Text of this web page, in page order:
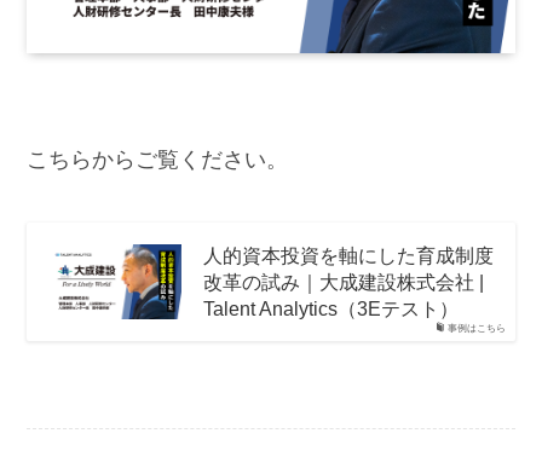
こちらからご覧ください。
事例はこちら
人的資本投資を軸にした育成制度
改革の試み｜大成建設株式会社 |
Talent Analytics（3Eテスト）